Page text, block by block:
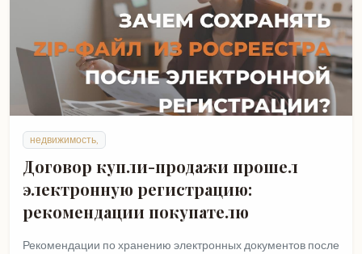
недвижимость,
Договор купли-продажи прошел
электронную регистрацию:
рекомендации покупателю
Рекомендации по хранению электронных документов после